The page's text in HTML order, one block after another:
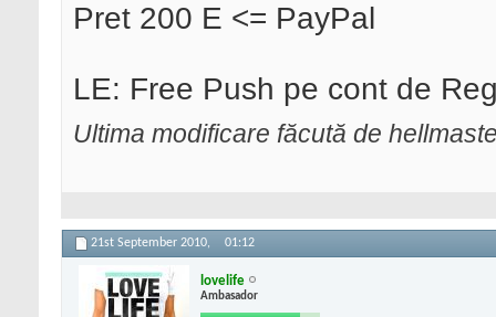
Pret 200 E <= PayPal
LE: Free Push pe cont de
Ultima modificare făcută de
21st September 2010, 01:12
lovelife
Ambasador